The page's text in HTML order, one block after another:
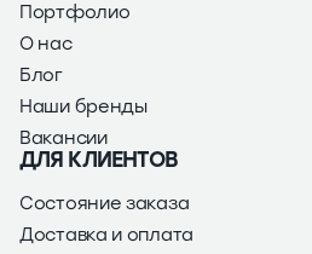
Портфолио
О нас
Блог
Наши бренды
Вакансии
ДЛЯ КЛИЕНТОВ
Состояние заказа
Доставка и оплата